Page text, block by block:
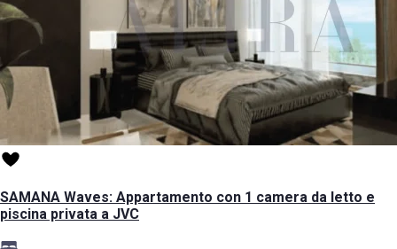
SAMANA Waves: Appartamento con 1 camera da letto e
piscina privata a JVC